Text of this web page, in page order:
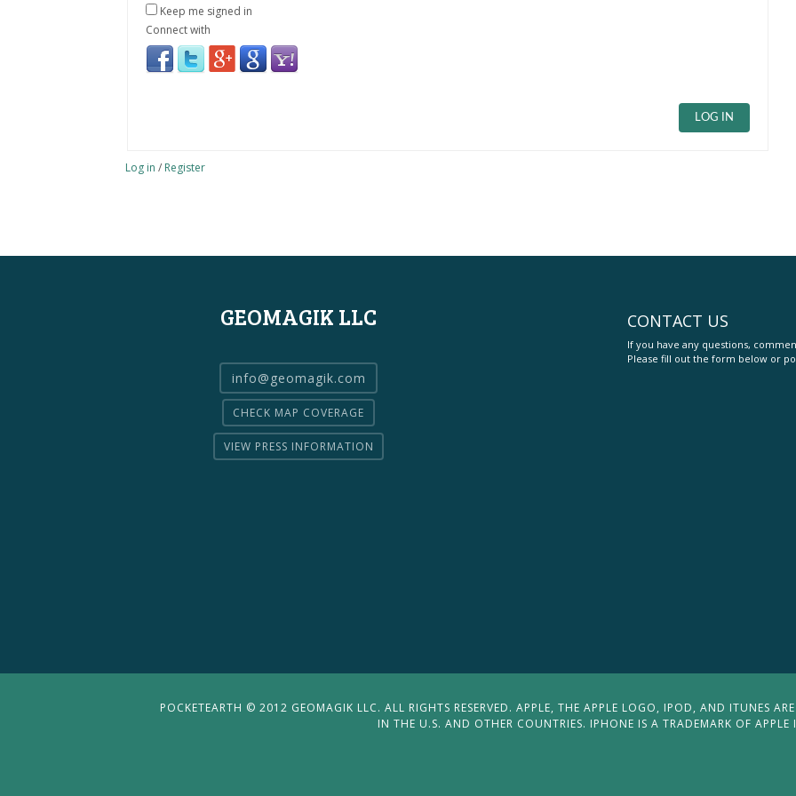
Keep me signed in
Connect with
LOG IN
Log in / Register
GEOMAGIK LLC
info@geomagik.com
CHECK MAP COVERAGE
VIEW PRESS INFORMATION
CONTACT US
If you have any questions,
Please fill out the form below or
POCKETEARTH © 2012 GEOMAGIK LLC. ALL RIGHTS RESERVED. APPLE, THE APPLE LOGO, IPOD, AND ITUNES
IN THE U.S. AND OTHER COUNTRIES. IPHONE IS A TRADEMARK OF APPLE